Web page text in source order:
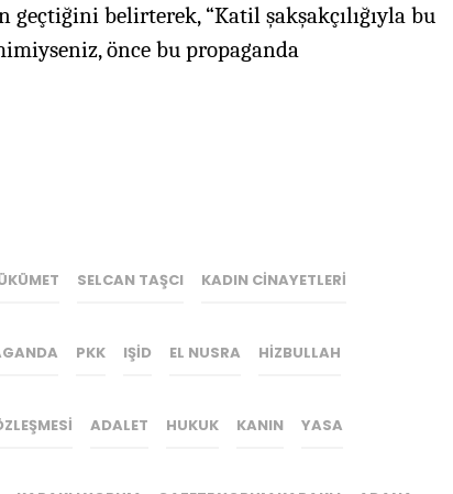
belirterek, “Katil şakşakçılığıyla bu
önce bu propaganda
SELCAN TAŞCI KADIN CİNAYETLERİ
PKK IŞİD EL NUSRA HIZBULLAH
ADALET HUKUK KANIN YASA